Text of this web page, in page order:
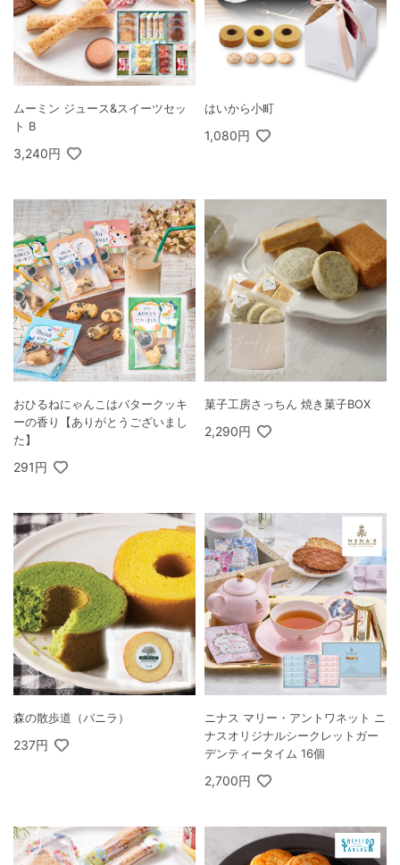
ムーミン ジュース&スイーツセッ
ト B
3,240円
はいから小町
1,080円
おひるねにゃんこはバタークッキ
ーの香り【ありがとうございまし
た】
291円
菓子工房さっちん 焼き菓子BOX
2,290円
森の散歩道（バニラ）
237円
ニナス マリー・アントワネット ニ
ナスオリジナルシークレットガー
デンティータイム 16個
2,700円